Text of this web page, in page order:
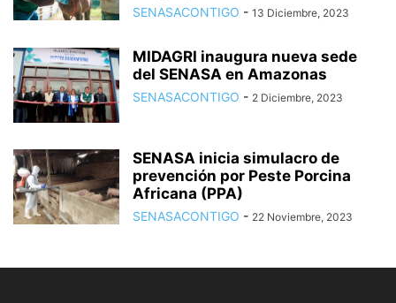
SENASACONTIGO - 13 Diciembre, 2023
MIDAGRI inaugura nueva sede
del SENASA en Amazonas
SENASACONTIGO - 2 Diciembre, 2023
SENASA inicia simulacro de
prevención por Peste Porcina
Africana (PPA)
SENASACONTIGO - 22 Noviembre, 2023